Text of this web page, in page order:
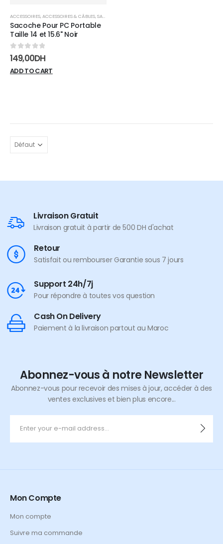
ACCESSOIRES, ACCESSOIRES & CÂBLES,SACS & SACOCHES
Sacoche Pour PC Portable
Taille 14 et 15.6" Noir
0 sur 5
149,00DH
ADD TO CART
Livraison Gratuit
Livraison gratuit à partir de 500 DH d'achat
Retour
Satisfait ou rembourser Garantie sous 7 jours
Support 24h/7j
Pour répondre à toutes vos question
Cash On Delivery
Paiement à la livraison partout au Maroc
Abonnez-vous à notre Newsletter
Abonnez-vous pour recevoir des mises à jour, accéder à des
ventes exclusives et bien plus encore...
Mon Compte
Mon compte
Suivre ma commande